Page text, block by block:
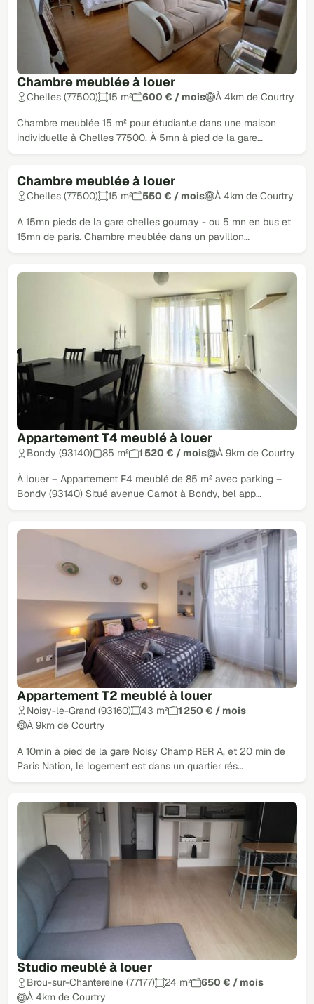
Chambre meublée à louer
Chelles (77500) 15 m² 600 € / mois À 4km de Courtry
Chambre meublée 15 m² pour étudiant.e dans une maison
individuelle à Chelles 77500. À 5mn à pied de la gare…
Chambre meublée à louer
Chelles (77500) 15 m² 550 € / mois À 4km de Courtry
A 15mn pieds de la gare chelles gournay - ou 5 mn en bus et
15mn de paris. Chambre meublée dans un pavillon…
Appartement T4 meublé à louer
Bondy (93140) 85 m² 1 520 € / mois À 9km de Courtry
À louer – Appartement F4 meublé de 85 m² avec parking –
Bondy (93140) Situé avenue Carnot à Bondy, bel app…
Appartement T2 meublé à louer
Noisy-le-Grand (93160) 43 m²
1 250 € / mois
À 9km de Courtry
A 10min à pied de la gare Noisy Champ RER A, et 20 min de
Paris Nation, le logement est dans un quartier rés…
Studio meublé à louer
Brou-sur-Chantereine (77177) 24 m²
650 € / mois
À 4km de Courtry